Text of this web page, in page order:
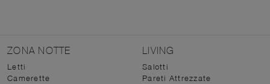
ZONA NOTTE
Letti
Camerette
LIVING
Salotti
Pareti Attrezzate